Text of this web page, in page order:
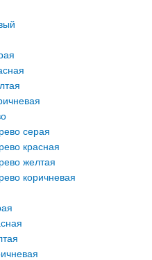
серая
красная
желтая
коричневая